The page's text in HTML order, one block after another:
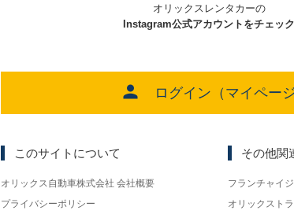
オリックスレンタカーの
Instagram公式アカウントをチェック
ログイン（マイページ
このサイトについて
オリックス自動車株式会社 会社概要
プライバシーポリシー
その他関
フランチャイ
オリックスト